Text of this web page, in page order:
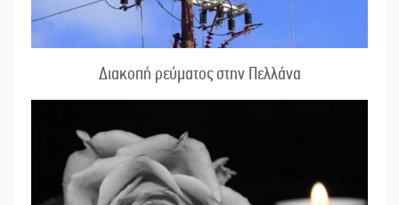
Διακοπή ρεύματος στην Πελλάνα